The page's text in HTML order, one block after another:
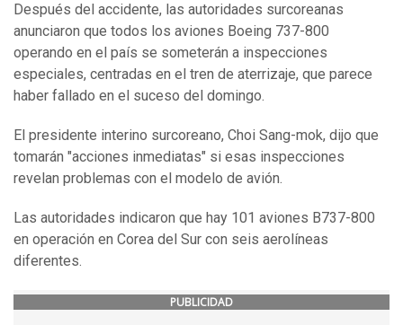
Después del accidente, las autoridades surcoreanas
anunciaron que todos los aviones Boeing 737-800
operando en el país se someterán a inspecciones
especiales, centradas en el tren de aterrizaje, que parece
haber fallado en el suceso del domingo.
El presidente interino surcoreano, Choi Sang-mok, dijo que
tomarán "acciones inmediatas" si esas inspecciones
revelan problemas con el modelo de avión.
Las autoridades indicaron que hay 101 aviones B737-800
en operación en Corea del Sur con seis aerolíneas
diferentes.
PUBLICIDAD